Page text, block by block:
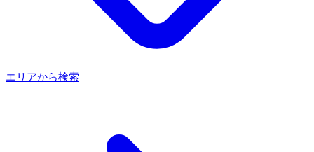
エリアから検索